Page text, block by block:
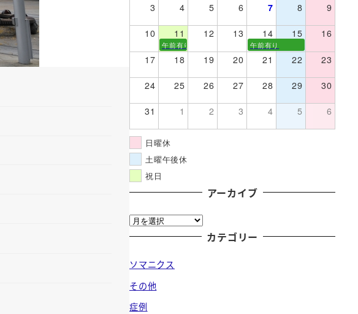
3 4 5 6 7 8 9
10 11 12 13 14 15 16
午前有り 午前有り
17 18 19 20 21 22 23
24 25 26 27 28 29 30
31 1 2 3 4 5 6
日曜休
土曜午後休
祝日
アーカイブ
ア
ー
イ
ブ
カテゴリー
ソマニクス
その他
症例